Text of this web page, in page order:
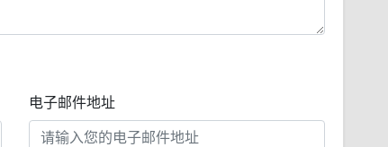
电子邮件地址